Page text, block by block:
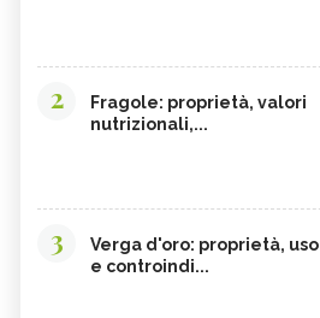
2
Fragole: proprietà, valori
nutrizionali,...
3
Verga d'oro: proprietà, uso
e controindi...